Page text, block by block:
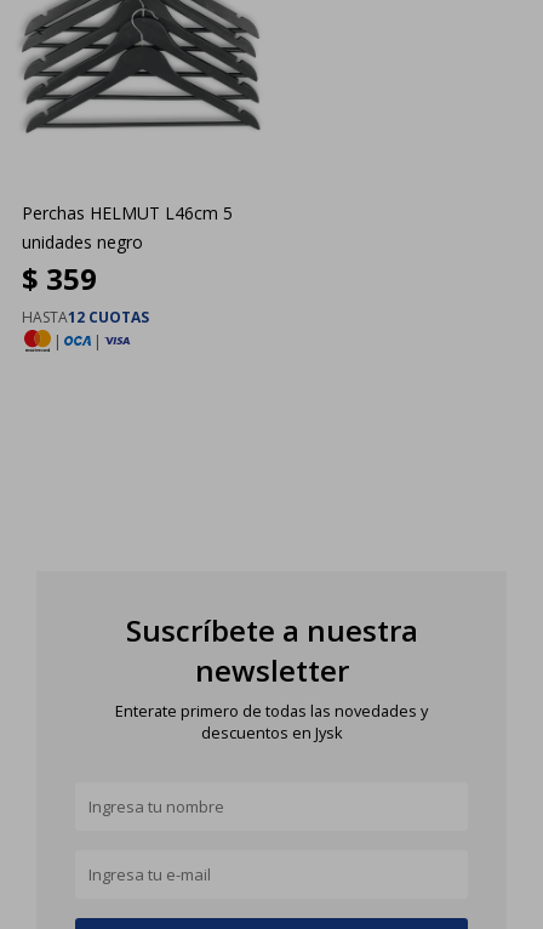
Perchas HELMUT L46cm 5
unidades negro
$ 359
HASTA12 CUOTAS
|
|
Suscríbete a nuestra
newsletter
Enterate primero de todas las novedades y
descuentos en Jysk